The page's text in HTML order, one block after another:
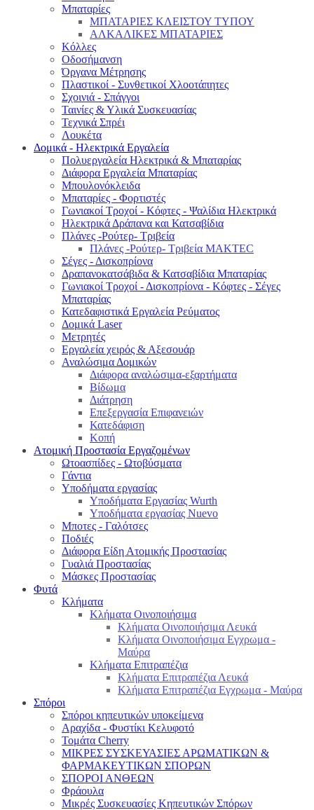
Μπαταρίες
ΜΠΑΤΑΡΙΕΣ ΚΛΕΙΣΤΟΥ ΤΥΠΟΥ
ΑΛΚΑΛΙΚΕΣ ΜΠΑΤΑΡΙΕΣ
Κόλλες
Οδοσήμανση
Όργανα Μέτρησης
Πλαστικοί - Συνθετικοί Χλοοτάπητες
Σχοινιά - Σπάγγοι
Ταινίες & Υλικά Συσκευασίας
Τεχνικά Σπρέι
Λουκέτα
Δομικά - Ηλεκτρικά Εργαλεία
Πολυεργαλεία Ηλεκτρικά & Μπαταρίας
Διάφορα Εργαλεία Μπαταρίας
Μπουλονόκλειδα
Μπαταρίες - Φορτιστές
Γωνιακοί Τροχοί - Κόφτες - Ψαλίδια Ηλεκτρικά
Ηλεκτρικά Δράπανα και Κατσαβίδια
Πλάνες -Ρούτερ- Τριβεία
Πλάνες -Ρούτερ- Τριβεία MAKTEC
Σέγες - Δισκοπρίονα
Δραπανοκατσάβιδα & Κατσαβίδια Μπαταρίας
Γωνιακοί Τροχοί - Δισκοπρίονα - Κόφτες - Σέγες
Μπαταρίας
Κατεδαφιστικά Εργαλεία Ρεύματος
Δομικά Laser
Μετρητές
Εργαλεία χειρός & Αξεσουάρ
Αναλώσιμα Δομικών
Διάφορα αναλώσιμα-εξαρτήματα
Βίδωμα
Διάτρηση
Επεξεργασία Επιφανειών
Κατεδάφιση
Κοπή
Ατομική Προστασία Εργαζομένων
Ωτοασπίδες - Ωτοβύσματα
Γάντια
Υποδήματα εργασίας
Υποδήματα Εργασίας Wurth
Υποδήματα εργασίας Nuevo
Μποτες - Γαλότσες
Ποδιές
Διάφορα Είδη Ατομικής Προστασίας
Γυαλιά Προστασίας
Μάσκες Προστασίας
Φυτά
Κλήματα
Κλήματα Οινοποιήσιμα
Κλήματα Οινοποιήσιμα Λευκά
Κλήματα Οινοποιήσιμα Εγχρωμα -
Μαύρα
Κλήματα Επιτραπέζια
Κλήματα Επιτραπέζια Λευκά
Κλήματα Επιτραπέζια Εγχρωμα - Μαύρα
Σπόροι
Σπόροι κηπευτικών υποκείμενα
Αραχίδα - Φυστίκι Κελυφοτό
Τομάτα Cherry
ΜΙΚΡΕΣ ΣΥΣΚΕΥΑΣΙΕΣ ΑΡΩΜΑΤΙΚΩΝ &
ΦΑΡΜΑΚΕΥΤΙΚΩΝ ΣΠΟΡΩΝ
ΣΠΟΡΟΙ ΑΝΘΕΩΝ
Φράουλα
Μικρές Συσκευασίες Κηπευτικών Σπόρων